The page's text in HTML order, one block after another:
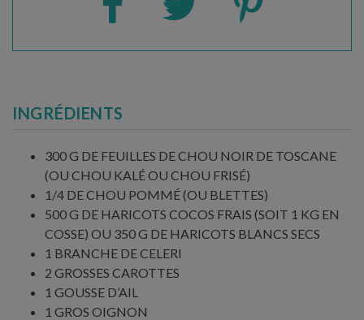
INGRÉDIENTS
300 G DE FEUILLES DE CHOU NOIR DE TOSCANE
(OU CHOU KALÉ OU CHOU FRISÉ)
1/4 DE CHOU POMMÉ (OU BLETTES)
500 G DE HARICOTS COCOS FRAIS (SOIT 1 KG EN
COSSE) OU 350 G DE HARICOTS BLANCS SECS
1 BRANCHE DE CELERI
2 GROSSES CAROTTES
1 GOUSSE D’AIL
1 GROS OIGNON